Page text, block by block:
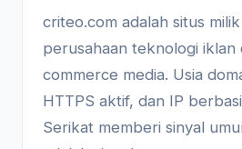
criteo.com adalah situs
perusahaan teknologi iklan
commerce media. Usia
HTTPS aktif, dan IP
Serikat memberi sinyal